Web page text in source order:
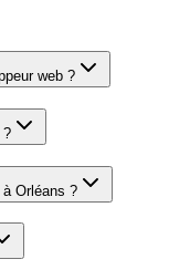
web ?
?
Orléans ?